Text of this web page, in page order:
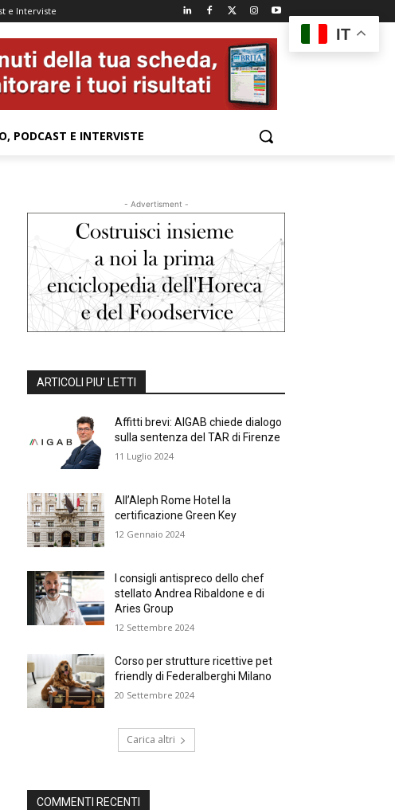
e Interviste
PODCAST E INTERVISTE
- Advertisment -
ARTICOLI PIU' LETTI
Affitti brevi: AIGAB chiede dialogo
sulla sentenza del TAR di Firenze
11 Luglio 2024
All’Aleph Rome Hotel la
certificazione Green Key
12 Gennaio 2024
I consigli antispreco dello chef
stellato Andrea Ribaldone e di
Aries Group
12 Settembre 2024
Corso per strutture ricettive pet
friendly di Federalberghi Milano
20 Settembre 2024
Carica altri
COMMENTI RECENTI
IT